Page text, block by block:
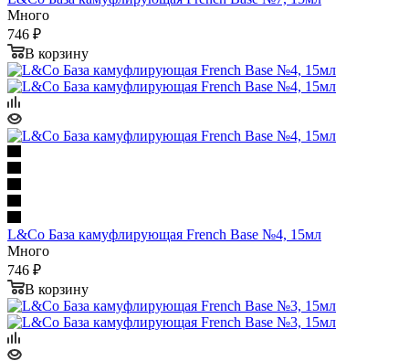
Много
746 ₽
В корзину
L&Co База камуфлирующая French Base №4, 15мл
Много
746 ₽
В корзину